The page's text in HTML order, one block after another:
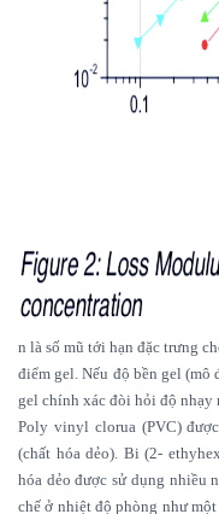
n là số mũ tới hạn đặc trưng
điểm gel. Nếu độ bền gel
gel chính xác đòi hỏi độ nhạy
Poly vinyl clorua (PVC)
(chất hóa dẻo). Bi (2-
hóa dẻo được sử dụng nhiều
chế ở nhiệt độ phòng như